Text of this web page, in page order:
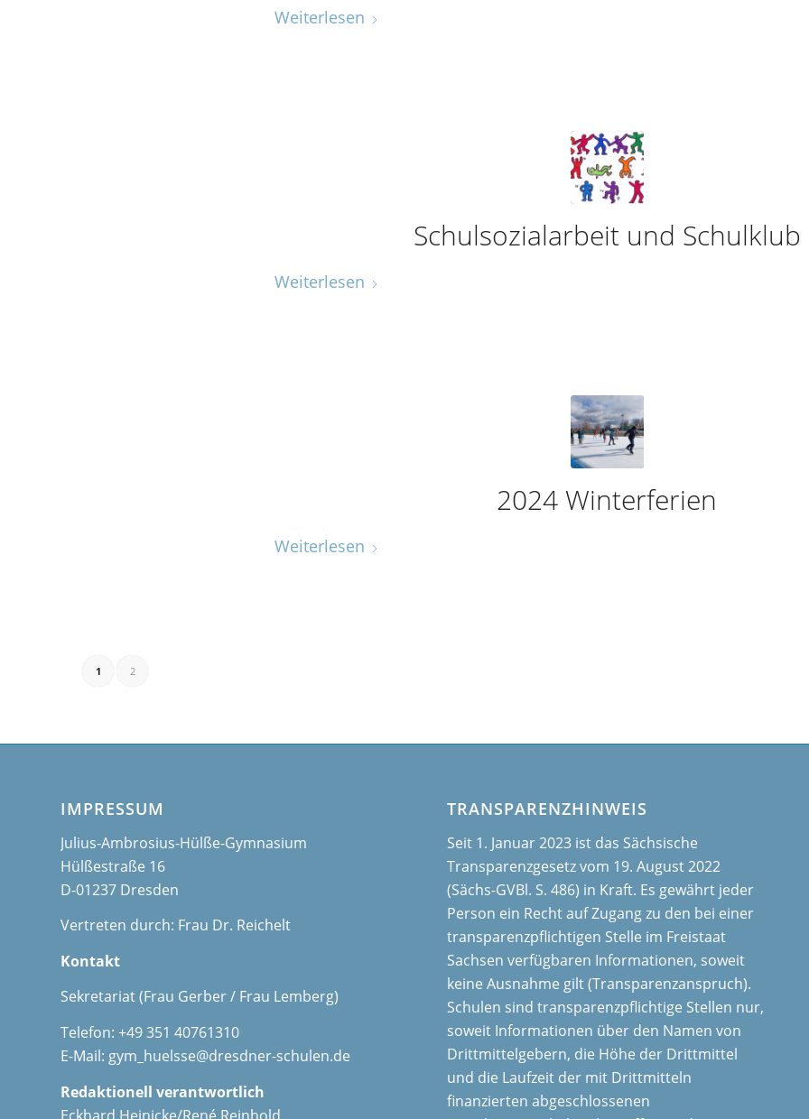
Weiterlesen
Schulsozialarbeit und Schulklub
Weiterlesen
2024 Winterferien
Weiterlesen
1 2
IMPRESSUM
Julius-Ambrosius-Hülße-Gymnasium
Hülßestraße 16
D-01237 Dresden
Vertreten durch: Frau Dr. Reichelt
Kontakt
Sekretariat (Frau Gerber / Frau Lemberg)
Telefon: +49 351 40761310
E-Mail: gym_huelsse@dresdner-schulen.de
Redaktionell verantwortlich
Eckhard Heinicke/René Reinhold
TRANSPARENZHINWEIS
Seit 1. Januar 2023 ist das Sächsische
Transparenzgesetz vom 19. August 2022
(Sächs-GVBl. S. 486) in Kraft. Es gewährt jeder
Person ein Recht auf Zugang zu den bei einer
transparenzpflichtigen Stelle im Freistaat
Sachsen verfügbaren Informationen, soweit
keine Ausnahme gilt (Transparenzanspruch).
Schulen sind transparenzpflichtige Stellen nur,
soweit Informationen über den Namen von
Drittmittelgebern, die Höhe der Drittmittel
und die Laufzeit der mit Drittmitteln
finanzierten abgeschlossenen